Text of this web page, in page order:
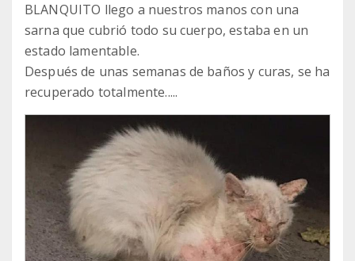
BLANQUITO llego a nuestros manos con una
sarna que cubrió todo su cuerpo, estaba en un
estado lamentable.
Después de unas semanas de baños y curas, se ha
recuperado totalmente.....